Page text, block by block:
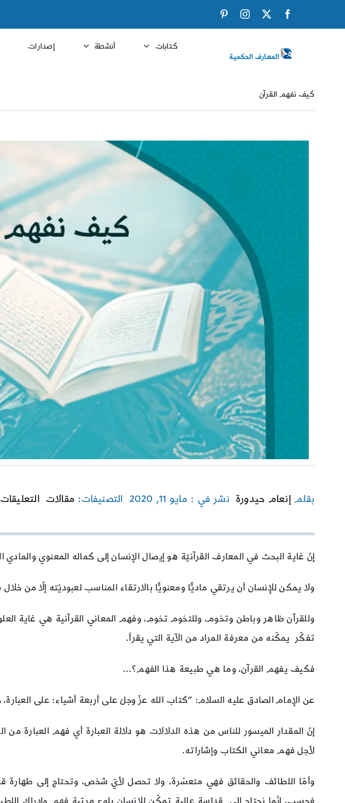
Facebook
X
Instagram
كتابات أنشطة إصدارات
كيف نفهم القرآن
بقلم إنعام حيدورة نشر في : مايو 11, 2020 التصنيفات: مقالات التعليقات 4
إنّ غاية البحث في المعارف القرآنيّة هو إيصال الإنسان إلى كماله المعنوي والمادي
ولا يمكن للإنسان أن يرتقي ماديًّا ومعنويًّا بالارتقاء المناسب لعبوديّته إلّا من
وللقرآن ظاهر وباطن وتخوم، وللتخوم تخوم، وفهم المعاني القرآنية هي غاية
تفكّر يمكّنه من معرفة المراد من الآية التي يقرأ.
فكيف يفهم القرآن، وما هي طبيعة هذا الفهم؟…
عن الإمام الصادق عليه السلام: “كتاب الله عزّ وجلّ على أربعة أشياء: على العبارة،
إنّ المقدار الميسور للناس من هذه الدلالات هو دلالة العبارة أي فهم العبارة
لأجل فهم معاني الكتاب وإشاراته.
وأمّا اللطائف والحقائق فهي متعسّرة، ولا تحصل لأيّ شخص، وتحتاج إلى طهارة